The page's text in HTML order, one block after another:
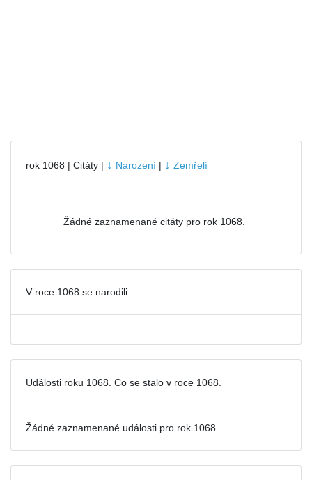
rok 1068 | Citáty | ↓ Narození | ↓ Zemřelí
Žádné zaznamenané citáty pro rok 1068.
V roce 1068 se narodili
Události roku 1068. Co se stalo v roce 1068.
Žádné zaznamenané události pro rok 1068.